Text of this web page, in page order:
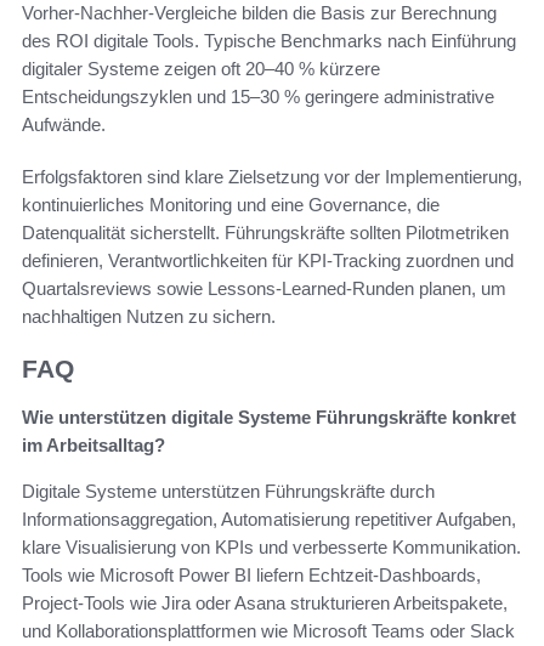
Vorher-Nachher-Vergleiche bilden die Basis zur Berechnung
des ROI digitale Tools. Typische Benchmarks nach Einführung
digitaler Systeme zeigen oft 20–40 % kürzere
Entscheidungszyklen und 15–30 % geringere administrative
Aufwände.
Erfolgsfaktoren sind klare Zielsetzung vor der Implementierung,
kontinuierliches Monitoring und eine Governance, die
Datenqualität sicherstellt. Führungskräfte sollten Pilotmetriken
definieren, Verantwortlichkeiten für KPI-Tracking zuordnen und
Quartalsreviews sowie Lessons-Learned-Runden planen, um
nachhaltigen Nutzen zu sichern.
FAQ
Wie unterstützen digitale Systeme Führungskräfte konkret
im Arbeitsalltag?
Digitale Systeme unterstützen Führungskräfte durch
Informationsaggregation, Automatisierung repetitiver Aufgaben,
klare Visualisierung von KPIs und verbesserte Kommunikation.
Tools wie Microsoft Power BI liefern Echtzeit-Dashboards,
Project-Tools wie Jira oder Asana strukturieren Arbeitspakete,
und Kollaborationsplattformen wie Microsoft Teams oder Slack